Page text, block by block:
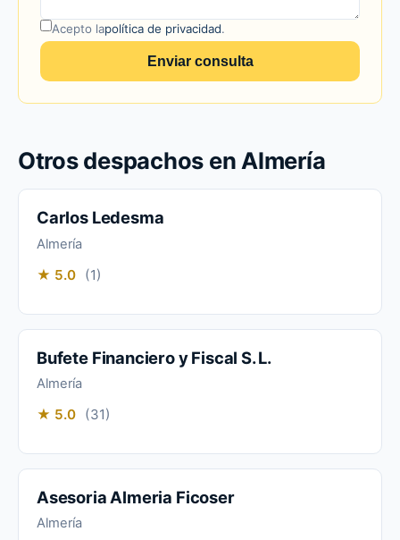
Acepto lapolítica de privacidad.
Enviar consulta
Otros despachos en Almería
Carlos Ledesma
Almería
★ 5.0 (1)
Bufete Financiero y Fiscal S. L.
Almería
★ 5.0 (31)
Asesoria Almeria Ficoser
Almería